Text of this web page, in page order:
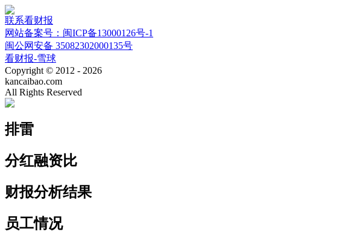
联系看财报
网站备案号：闽ICP备13000126号-1
闽公网安备 35082302000135号
看财报-雪球
Copyright © 2012 - 2026
kancaibao.com
All Rights Reserved
排雷
分红融资比
财报分析结果
员工情况